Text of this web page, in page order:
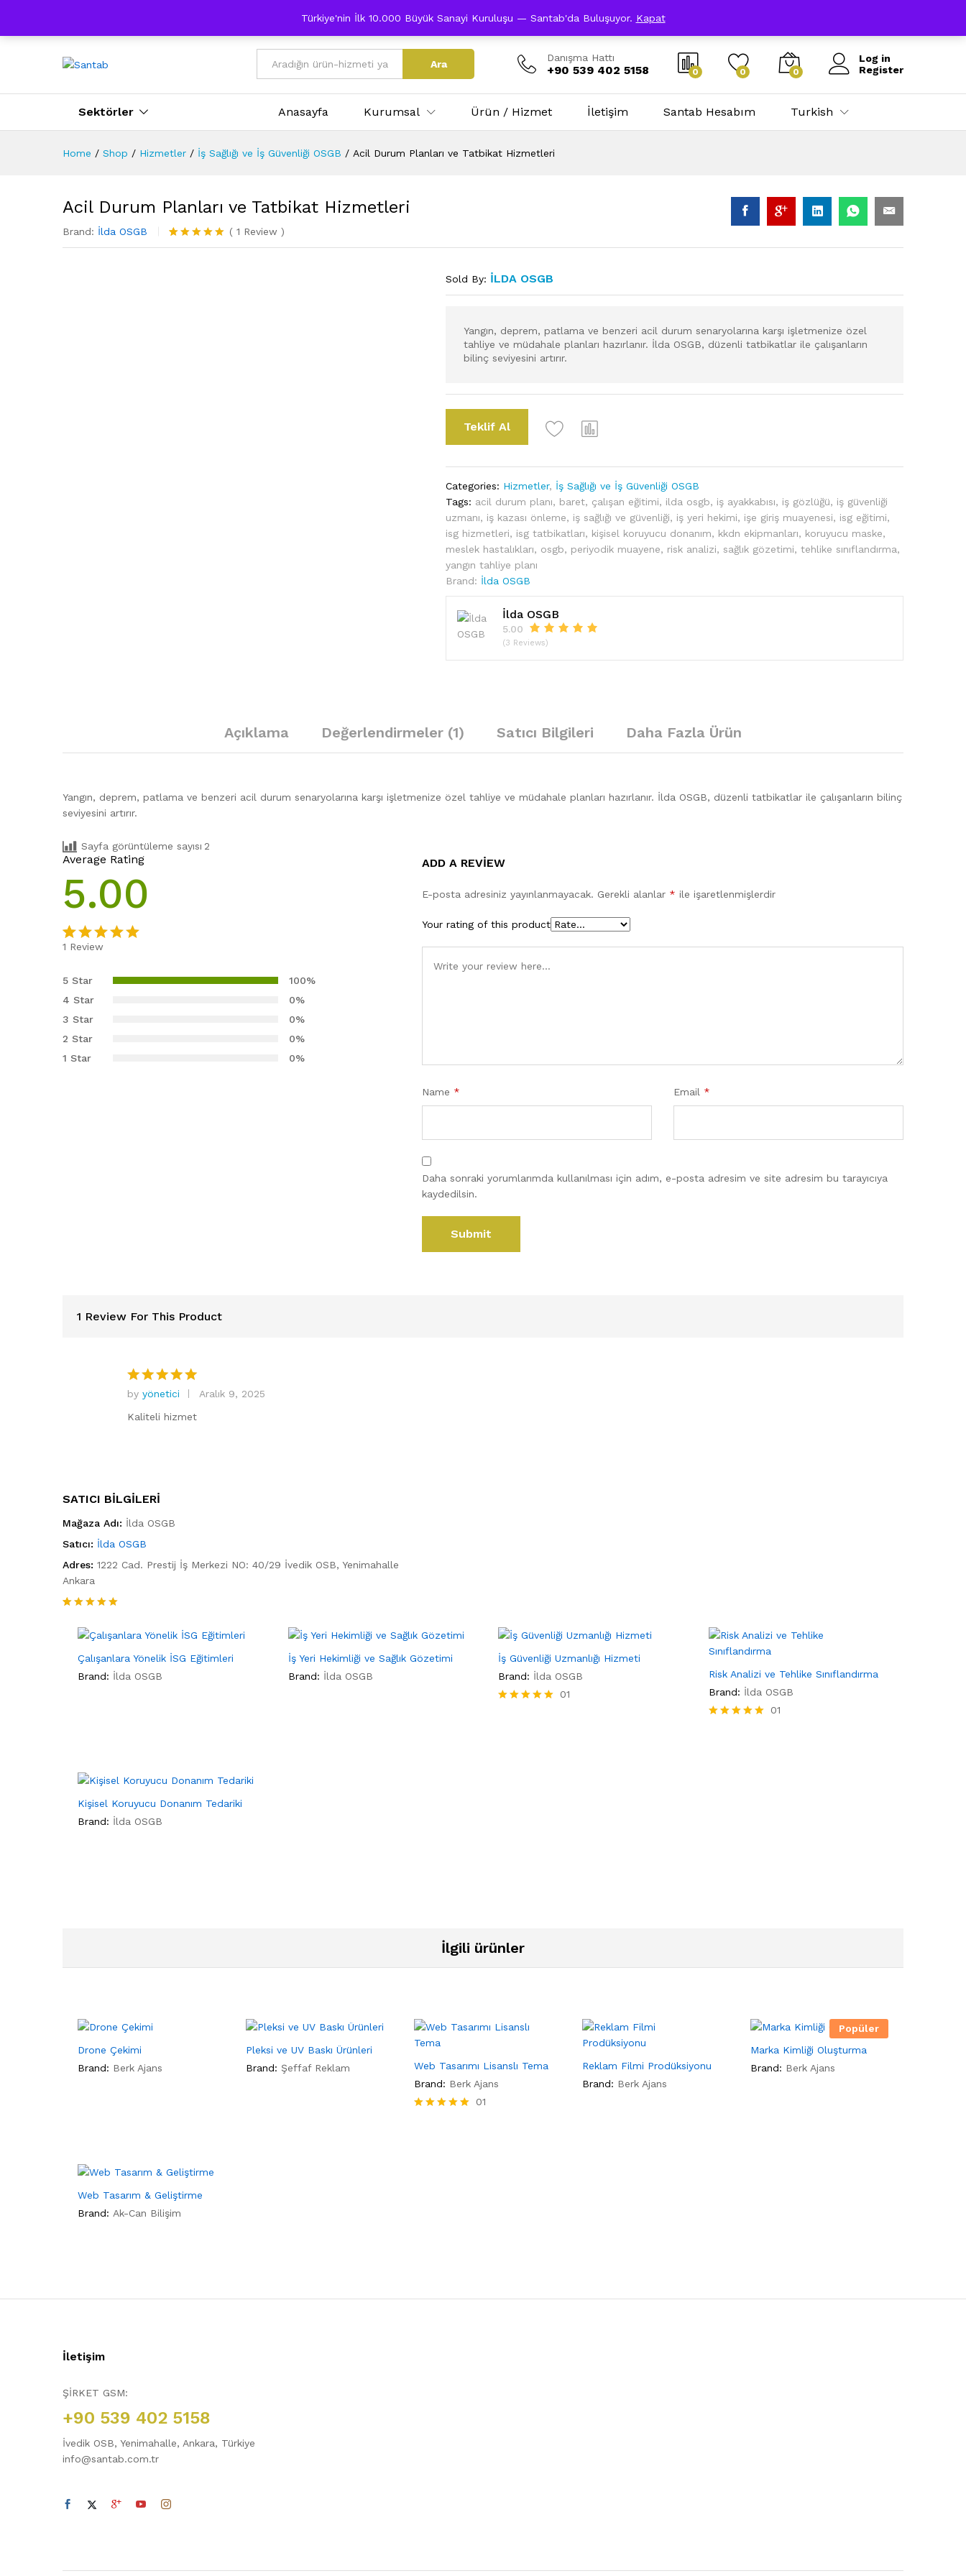
Türkiye'nin İlk 10.000 Büyük Sanayi Kuruluşu — Santab'da Buluşuyor. Kapat
Türkiye'nin İlk İnteraktif B2B Sanayi Pazar Yeri ve İnteraktif Konuşan Dergi
Tümü Ara
Danışma Hattı
+90 539 402 5158 0 0 0
Log in
Register
Sektörler Anasayfa Kurumsal Ürün / Hizmet İletişim Santab Hesabım Turkish
Home / Shop / Hizmetler / İş Sağlığı ve İş Güvenliği OSGB / Acil Durum Planları ve Tatbikat Hizmetleri
Acil Durum Planları ve Tatbikat Hizmetleri
Brand: İlda OSGB
1
müşteri
( 1 Review )
Sold By: İLDA OSGB
Yangın, deprem, patlama ve benzeri acil durum senaryolarına karşı işletmenize özel
tahliye ve müdahale planları hazırlanır. İlda OSGB, düzenli tatbikatlar ile çalışanların
bilinç seviyesini artırır.
Teklif Al
Categories: Hizmetler, İş Sağlığı ve İş Güvenliği OSGB
Tags: acil durum planı, baret, çalışan eğitimi, ilda osgb, iş ayakkabısı, iş gözlüğü, iş güvenliği
uzmanı, iş kazası önleme, iş sağlığı ve güvenliği, iş yeri hekimi, işe giriş muayenesi, isg eğitimi,
isg hizmetleri, isg tatbikatları, kişisel koruyucu donanım, kkdn ekipmanları, koruyucu maske,
meslek hastalıkları, osgb, periyodik muayene, risk analizi,sağlık gözetimi,tehlike sınıflandırma,
yangın tahliye planı
Brand: İlda OSGB
İlda OSGB
5.00
(3 Reviews)
Açıklama Değerlendirmeler (1) Satıcı Bilgileri Daha Fazla Ürün
Yangın, deprem, patlama ve benzeri acil durum senaryolarına karşı işletmenize özel tahliye ve müdahale planları hazırlanır. İlda OSGB, düzenli tatbikatlar ile çalışanların bilinç
seviyesini artırır.
Sayfa görüntüleme sayısı 2
Average Rating
5.00
puanına
5
üzerinden
5.00
aldı
1 Review
5 Star
100%
4 Star
0%
3 Star
0%
2 Star
0%
1 Star
0%
ADD A REVIEW
E-posta adresiniz yayınlanmayacak. Gerekli alanlar * ile işaretlenmişlerdir
Your rating of this product
Name * Email *
Daha sonraki yorumlarımda kullanılması için adım, e-posta adresim ve site adresim bu tarayıcıya
kaydedilsin.
1 Review For This Product
5
üzerinden
by yönetici
Aralık 9, 2025
Kaliteli hizmet
SATICI BILGILERI
Mağaza Adı: İlda OSGB
Satıcı: İlda OSGB
Adres: 1222 Cad. Prestij İş Merkezi NO: 40/29 İvedik OSB, Yenimahalle
Ankara
puanına
dayanarak 5
üzerinden
5.00puan
aldı
Çalışanlara Yönelik İSG Eğitimleri
Brand: İlda OSGB
İş Yeri Hekimliği ve Sağlık Gözetimi
Brand: İlda OSGB
İş Güvenliği Uzmanlığı Hizmeti
Brand: İlda OSGB
01
Risk Analizi ve Tehlike Sınıflandırma
Brand: İlda OSGB
01
Kişisel Koruyucu Donanım Tedariki
Brand: İlda OSGB
İlgili ürünler
Drone Çekimi
Brand: Berk Ajans
Pleksi ve UV Baskı Ürünleri
Brand: Şeffaf Reklam
Web Tasarımı Lisanslı Tema
Brand: Berk Ajans
01
Reklam Filmi Prodüksiyonu
Brand: Berk Ajans
Popüler
Marka Kimliği Oluşturma
Brand: Berk Ajans
Web Tasarım & Geliştirme
Brand: Ak-Can Bilişim
İletişim
ŞİRKET GSM:
+90 539 402 5158
İvedik OSB, Yenimahalle, Ankara, Türkiye
info@santab.com.tr